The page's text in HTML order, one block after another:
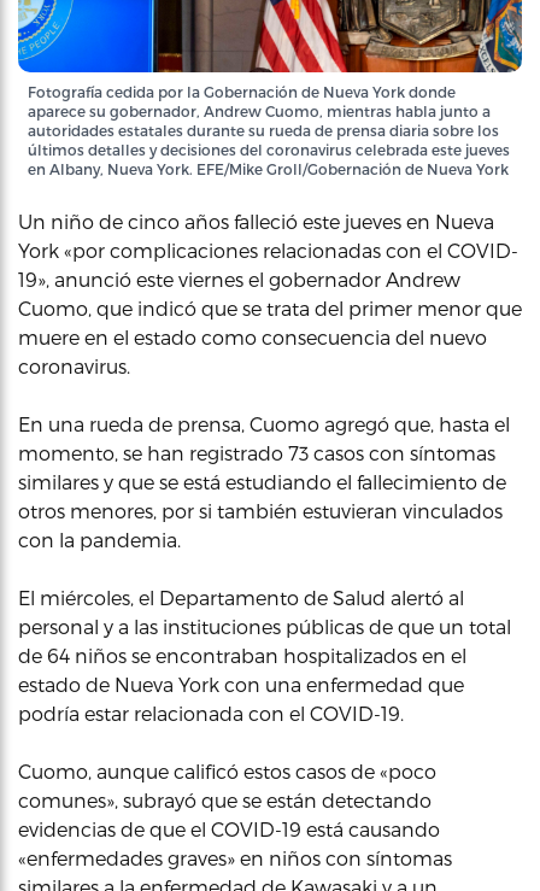
Fotografía cedida por la Gobernación de Nueva York donde
aparece su gobernador, Andrew Cuomo, mientras habla junto a
autoridades estatales durante su rueda de prensa diaria sobre los
últimos detalles y decisiones del coronavirus celebrada este jueves
en Albany, Nueva York. EFE/Mike Groll/Gobernación de Nueva York
Un niño de cinco años falleció este jueves en Nueva
York «por complicaciones relacionadas con el COVID-
19», anunció este viernes el gobernador Andrew
Cuomo, que indicó que se trata del primer menor que
muere en el estado como consecuencia del nuevo
coronavirus.
En una rueda de prensa, Cuomo agregó que, hasta el
momento, se han registrado 73 casos con síntomas
similares y que se está estudiando el fallecimiento de
otros menores, por si también estuvieran vinculados
con la pandemia.
El miércoles, el Departamento de Salud alertó al
personal y a las instituciones públicas de que un total
de 64 niños se encontraban hospitalizados en el
estado de Nueva York con una enfermedad que
podría estar relacionada con el COVID-19.
Cuomo, aunque calificó estos casos de «poco
comunes», subrayó que se están detectando
evidencias de que el COVID-19 está causando
«enfermedades graves» en niños con síntomas
similares a la enfermedad de Kawasaki y a un